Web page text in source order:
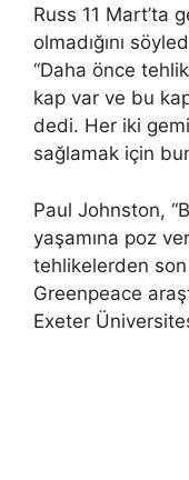
Russ 11 Mart’ta
olmadığını
“Daha önce
kap var ve bu
dedi. Her iki
sağlamak için
Paul Johnston,
yaşamına poz
tehlikelerden
Greenpeace
Exeter